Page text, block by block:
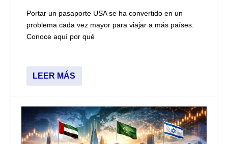
Portar un pasaporte USA se ha convertido en un
problema cada vez mayor para viajar a más países.
Conoce aquí por qué
LEER MÁS